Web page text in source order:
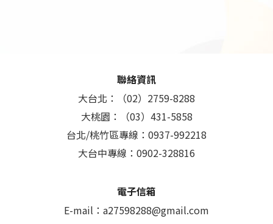
聯絡資訊
大台北：（02）2759-8288
大桃園：（03）431-5858
台北/桃竹區專線：0937-992218
大台中專線：0902-328816
電子信箱
E-mail： a27598288@gmail.com